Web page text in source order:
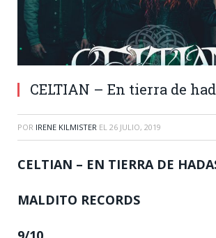
CELTIAN – En tierra de
POR IRENE KILMISTER EL 26 JULIO, 2019
CELTIAN – EN TIERRA DE
MALDITO RECORDS